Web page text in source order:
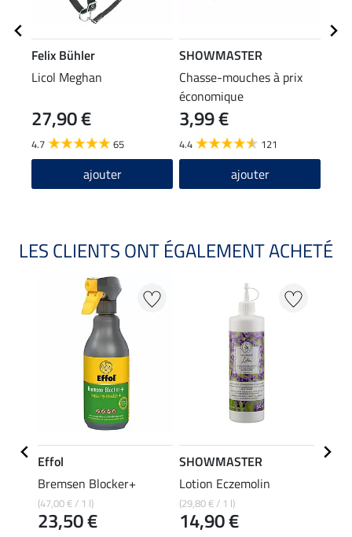
Felix Bühler
Licol Meghan
27,90 €
4.7 65
ajouter
SHOWMASTER
Chasse-mouches à prix
économique
3,99 €
4.4 121
ajouter
LES CLIENTS ONT ÉGALEMENT ACHETÉ
Effol
Bremsen Blocker+
(47,00 € / 1 l)
23,50 €
SHOWMASTER
Lotion Eczemolin
(29,80 € / 1 l)
14,90 €
Felix